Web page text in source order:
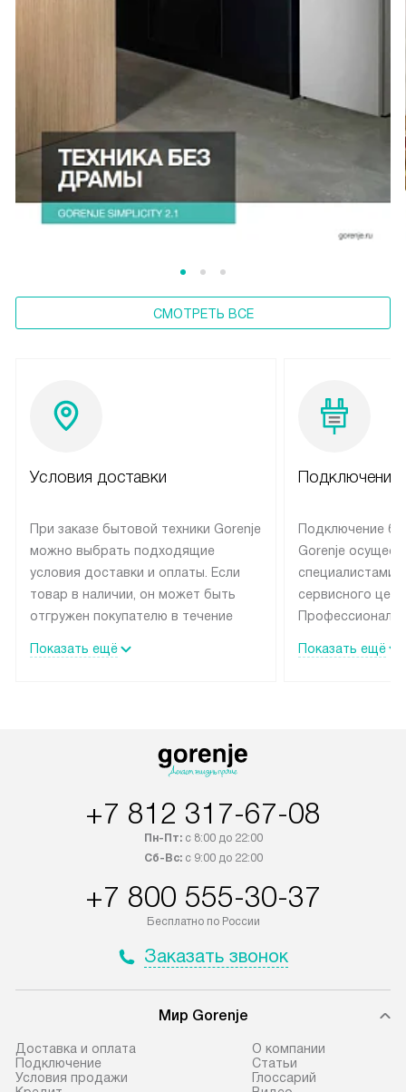
СМОТРЕТЬ ВСЕ
Условия доставки
При заказе бытовой техники Gorenje
можно выбрать подходящие
условия доставки и оплаты. Если
товар в наличии, он может быть
отгружен покупателю в течение
лейблом доставляется бесплатно
Возможна доставка товаров по
Показать ещё
Подключение
Подключение
Gorenje
специалистами
сервисного
эксплуатации
Показать ещё
+7 812 317-67-08
Пн-Пт:с 8:00 до 22:00
Сб-Вс:с 9:00 до 22:00
+7 800 555-30-37
Бесплатно по России
Заказать звонок
Мир Gorenje
Доставка и оплата
Подключение
Условия продажи
О компании
Cтатьи
Глоссарий